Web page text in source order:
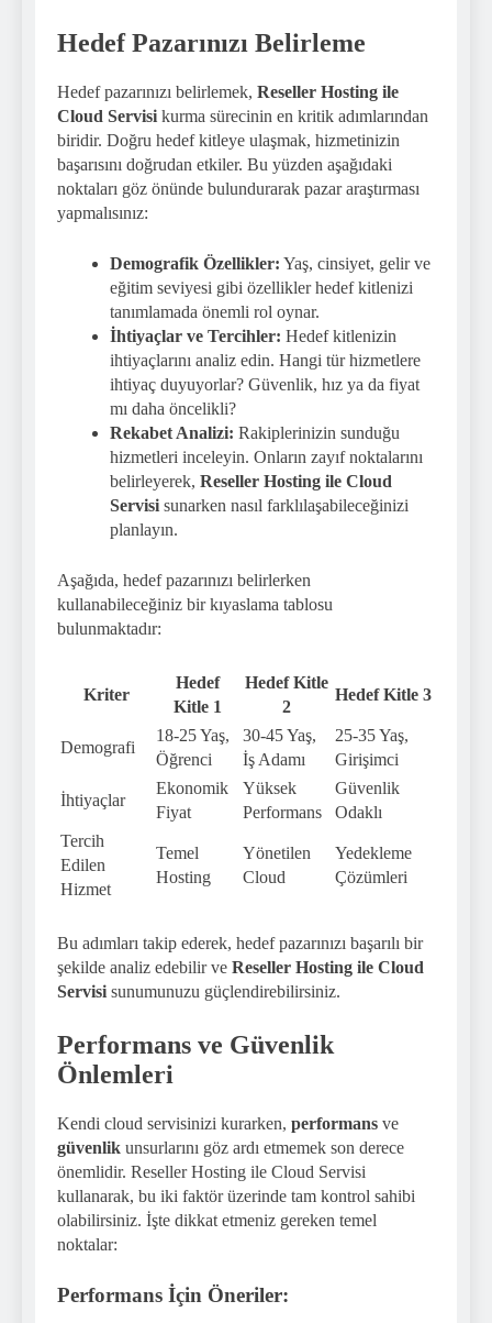
Hedef Pazarınızı Belirleme
Hedef pazarınızı belirlemek, Reseller Hosting ile
Cloud Servisi kurma sürecinin en kritik adımlarından
biridir. Doğru hedef kitleye ulaşmak, hizmetinizin
başarısını doğrudan etkiler. Bu yüzden aşağıdaki
noktaları göz önünde bulundurarak pazar araştırması
yapmalısınız:
Demografik Özellikler: Yaş, cinsiyet, gelir ve
eğitim seviyesi gibi özellikler hedef kitlenizi
tanımlamada önemli rol oynar.
İhtiyaçlar ve Tercihler: Hedef kitlenizin
ihtiyaçlarını analiz edin. Hangi tür hizmetlere
ihtiyaç duyuyorlar? Güvenlik, hız ya da fiyat
mı daha öncelikli?
Rekabet Analizi: Rakiplerinizin sunduğu
hizmetleri inceleyin. Onların zayıf noktalarını
belirleyerek, Reseller Hosting ile Cloud
Servisi sunarken nasıl farklılaşabileceğinizi
planlayın.
Aşağıda, hedef pazarınızı belirlerken
kullanabileceğiniz bir kıyaslama tablosu
bulunmaktadır:
Kriter
Hedef
Kitle 1
Hedef Kitle
2
Hedef Kitle 3
Demografi
18-25 Yaş,
Öğrenci
30-45 Yaş,
İş Adamı
25-35 Yaş,
Girişimci
İhtiyaçlar
Ekonomik
Fiyat
Yüksek
Performans
Güvenlik
Odaklı
Tercih
Edilen
Hizmet
Temel
Hosting
Yönetilen
Cloud
Yedekleme
Çözümleri
Bu adımları takip ederek, hedef pazarınızı başarılı bir
şekilde analiz edebilir ve Reseller Hosting ile Cloud
Servisi sunumunuzu güçlendirebilirsiniz.
Performans ve Güvenlik
Önlemleri
Kendi cloud servisinizi kurarken, performans ve
güvenlik unsurlarını göz ardı etmemek son derece
önemlidir. Reseller Hosting ile Cloud Servisi
kullanarak, bu iki faktör üzerinde tam kontrol sahibi
olabilirsiniz. İşte dikkat etmeniz gereken temel
noktalar:
Performans İçin Öneriler: